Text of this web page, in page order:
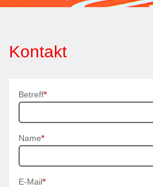
Kontakt
Betreff*
Name*
E-Mail*